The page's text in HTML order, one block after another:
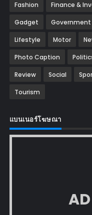
Fashion Finance &
Gadget Government
Lifestyle Motor
Photo Caption
Review Social
Tourism
แบนเนอร์โฆษณา